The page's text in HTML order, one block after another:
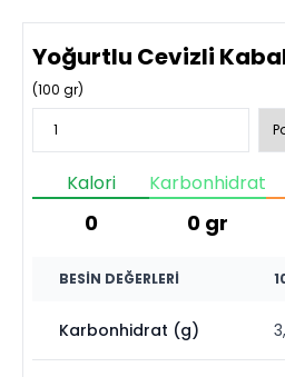
Yoğurtlu Cevizli
(100 gr)
Kalori
0
Karbonhidrat
0 gr
BESIN DEĞERLERI
Karbonhidrat (g)